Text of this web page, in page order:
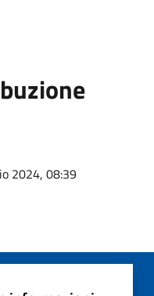
2024, 08:39